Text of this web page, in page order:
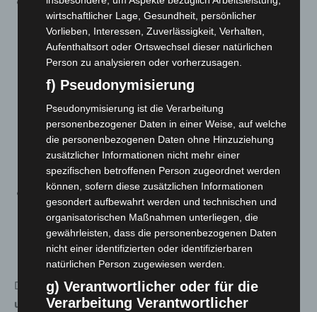
regionalen Hotspots haben die Inhaberinnen und
Inhaber von Gastronomiebetrieben,
Beherbergungsstätten sowie Veranstalterinnen und
Veranstalter die Möglichkeit, auf zusätzliche Tests zu
verzichten, wenn nur 70 Prozent der an sich
möglichen Kapazitäten genutzt werden. Dann gilt in
diesen Einrichtungen 2G statt 2Gplus. (siehe die §§ 8
Absätze 6 und 6a, 8b Absätze 4 und 5 sowie § 9
Absätze 4 und 5)
Für Sportanlagen wird in § 8b Absätze 4 und 5 die
Möglichkeit eingeräumt, bei einer Begrenzung auf 10
m2 pro sporttreibende Person ebenfalls auf Tests zu
verzichten. Auch dort bleibt es dann bei 2G.
Die Kontaktmöglichkeitenwerdeninsbesondere für
ungeimpfte Personendurch§ 7adeutlich eingegrenzt.
wirtschaftlicher Lage, Gesundheit, persönlicher
Vorlieben, Interessen, Zuverlässigkeit, Verhalten,
Aufenthaltsort oder Ortswechsel dieser natürlichen
Person zu analysieren oder vorherzusagen.
f) Pseudonymisierung
Pseudonymisierung ist die Verarbeitung
personenbezogener Daten in einer Weise, auf welche
die personenbezogenen Daten ohne Hinzuziehung
zusätzlicher Informationen nicht mehr einer
spezifischen betroffenen Person zugeordnet werden
können, sofern diese zusätzlichen Informationen
gesondert aufbewahrt werden und technischen und
organisatorischen Maßnahmen unterliegen, die
gewährleisten, dass die personenbezogenen Daten
nicht einer identifizierten oder identifizierbaren
natürlichen Person zugewiesen werden.
g) Verantwortlicher oder für die
Verarbeitung Verantwortlicher